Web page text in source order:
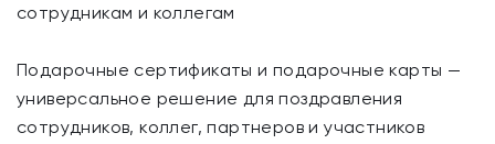
сотрудникам и коллегам
Подарочные сертификаты и подарочные карты —
универсальное решение для поздравления
сотрудников, коллег, партнеров и участников